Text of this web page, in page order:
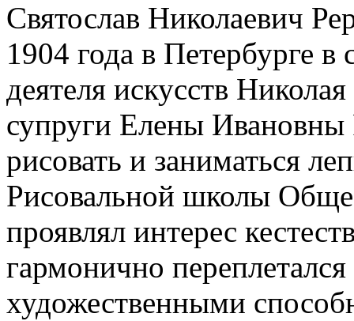
Святослав Николаевич
1904 года в Петербурге в
деятеля искусств
супруги Елены Ивановны
рисовать и заниматься
Рисовальной школы
проявлял интерес
гармонично
художественными